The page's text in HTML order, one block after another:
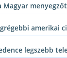
Magyar menyegzőt
legszebb